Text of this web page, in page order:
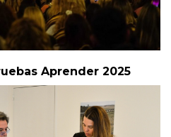
Aprender 2025